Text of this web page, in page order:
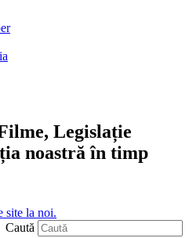
Legislație
noastră în timp
site la noi.
Caută